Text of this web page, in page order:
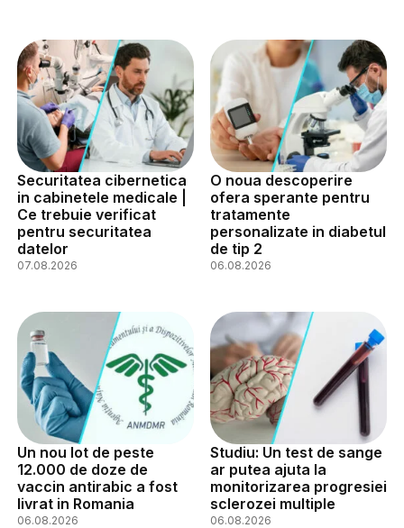
Securitatea cibernetica
in cabinetele medicale |
Ce trebuie verificat
pentru securitatea
datelor
07.08.2026
O noua descoperire
ofera sperante pentru
tratamente
personalizate in diabetul
de tip 2
06.08.2026
Un nou lot de peste
12.000 de doze de
vaccin antirabic a fost
livrat in Romania
06.08.2026
Studiu: Un test de sange
ar putea ajuta la
monitorizarea progresiei
sclerozei multiple
06.08.2026